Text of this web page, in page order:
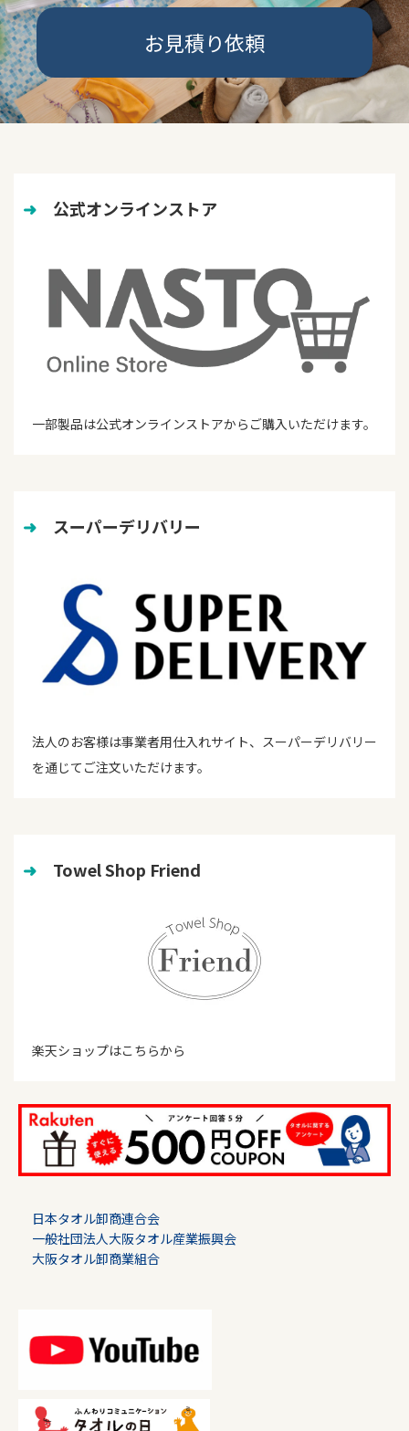
お見積り依頼
➜ 公式オンラインストア
一部製品は公式オンラインストアからご購入いただけます。
➜ スーパーデリバリー
法人のお客様は事業者用仕入れサイト、スーパーデリバリー
を通じてご注文いただけます。
➜ Towel Shop Friend
楽天ショップはこちらから
日本タオル卸商連合会
一般社団法人大阪タオル産業振興会
大阪タオル卸商業組合